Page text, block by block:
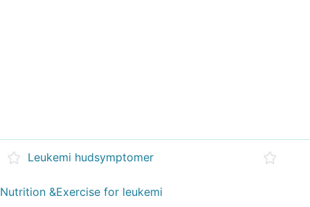
Leukemi hudsymptomer
Nutrition &Exercise for leukemi